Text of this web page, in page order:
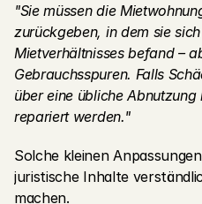
"Sie müssen die
zurückgeben, in dem sie
Mietverhältnisses befand –
Gebrauchsspuren. Falls
über eine übliche
repariert werden."
Solche kleinen
juristische Inhalte
machen.